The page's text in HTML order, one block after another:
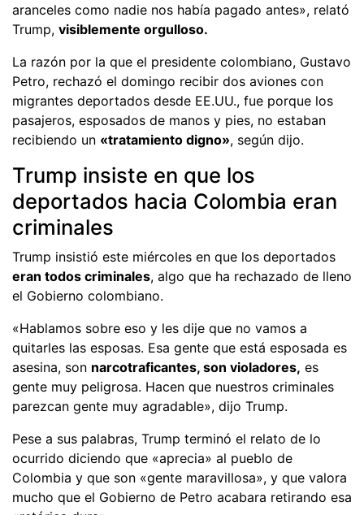
aranceles como nadie nos había pagado antes», relató
Trump, visiblemente orgulloso.
La razón por la que el presidente colombiano, Gustavo
Petro, rechazó el domingo recibir dos aviones con
migrantes deportados desde EE.UU., fue porque los
pasajeros, esposados de manos y pies, no estaban
recibiendo un «tratamiento digno», según dijo.
Trump insiste en que los
deportados hacia Colombia eran
criminales
Trump insistió este miércoles en que los deportados
eran todos criminales, algo que ha rechazado de lleno
el Gobierno colombiano.
«Hablamos sobre eso y les dije que no vamos a
quitarles las esposas. Esa gente que está esposada es
asesina, son narcotraficantes, son violadores, es
gente muy peligrosa. Hacen que nuestros criminales
parezcan gente muy agradable», dijo Trump.
Pese a sus palabras, Trump terminó el relato de lo
ocurrido diciendo que «aprecia» al pueblo de
Colombia y que son «gente maravillosa», y que valora
mucho que el Gobierno de Petro acabara retirando esa